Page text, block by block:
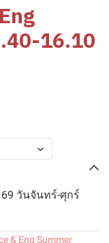
16.10
69 วันจันทร์-ศุกร์
& Eng Summer